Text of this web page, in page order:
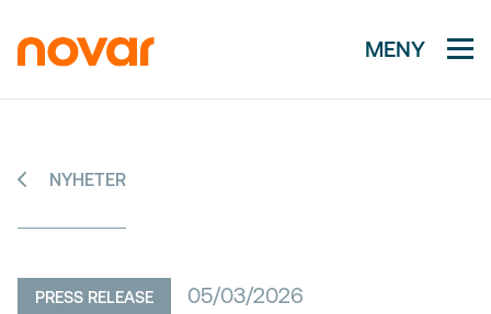
MENY
NYHETER
PRESS RELEASE 05/03/2026